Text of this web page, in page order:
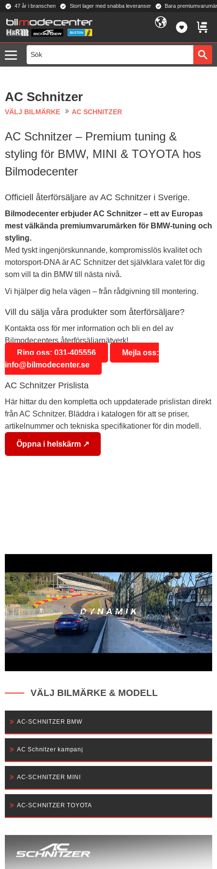
Meny
47 år i branschen Stort lager med snabba leveranser Bara
AC Schnitzer
VÄLJ BILMÄRKE AC SCHNITZER
AC Schnitzer – Premium tuning &
styling för BMW, MINI & TOYOTA hos
Bilmodecenter
Officiell återförsäljare av AC Schnitzer i Sverige.
Bilmodecenter erbjuder AC Schnitzer – ett av Europas
mest välkända premiumvarumärken för BMW-tuning och
styling.
Med tyskt ingenjörskunnande, kompromisslös kvalitet och
motorsport-DNA är AC Schnitzer det självklara valet för dig
som vill ta din BMW till nästa nivå.
Vi hjälper dig hela vägen – från rådgivning till montering.
Vill du sälja våra produkter som återförsäljare?
Kontakta oss för mer information och bli en del av
Bilmodecenters återförsäljarnätverk!
Ring oss: 031-405556
Mejla oss:
info@bilmodecenter.se
AC Schnitzer Prislista
Här hittar du den kompletta och uppdaterade prislistan direkt
från AC Schnitzer. Bläddra i katalogen för att se priser,
artikelnummer och tekniska specifikationer för din modell.
Öppna i helskärm ↗
VÄLJ BILMÄRKE & MODELL
AC-SCHNITZER BMW
AC Schnitzer kampanj
AC-SCHNITZER MINI
AC-SCHNITZER TOYOTA